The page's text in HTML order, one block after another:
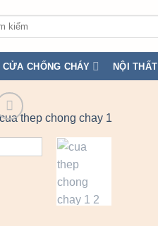
CỬA CHỐNG CHÁY NỘI THẤT